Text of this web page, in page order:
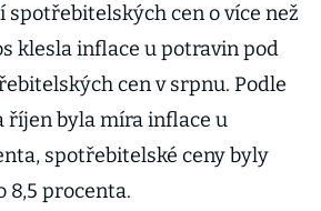
spotřebitelských cen o více než
klesla inflace u potravin pod
cen v srpnu. Podle
říjen byla míra inflace u
spotřebitelské ceny byly
8,5 procenta.